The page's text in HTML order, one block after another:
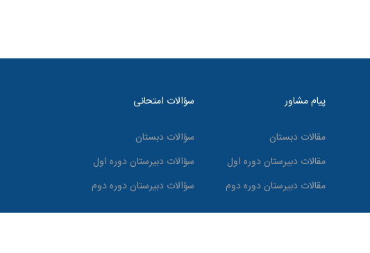
پیام مشاور
مقالات دبستان
مقالات دبیرستان دوره اول
مقالات دبیرستان دوره دوم
سؤالات امتحانی
سؤالات دبستان
سؤالات دبیرستان دوره اول
سؤالات دبیرستان دوره دوم